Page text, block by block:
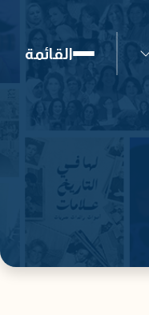
القائمة